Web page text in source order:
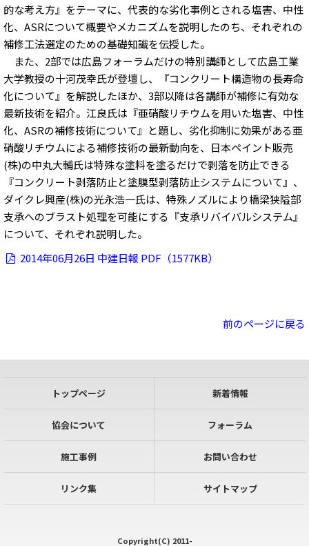
的な考え方』をテーマに、代表的な劣化事例とされる塩害、中性
化、ASRについて概要やメカニズムを説明したのち、それぞれの
補修工法選定のための基礎知識を伝授した。
また、2部では広島フォーラムだけの特別講師として広島工業
大学教授の十河茂幸氏が登壇し、『コンクリート構造物の長寿命
化について』を解説したほか、3部以降は各講師が補修に有効な
最新技術を紹介。江良氏は『亜硝酸リチウムを用いた塩害、中性
化、ASRの補修技術について』と題し、劣化抑制に効果がある亜
硝酸リチウムによる補修技術の最新動向を、日本ペイント販売
(株)の中丸大輔氏は特殊な塗料を塗るだけで剥落を防止できる
『コンクリート剥落防止と塗膜型剥落防止システムについて』、
ダイクレ興産(株)の光永浩一氏は、特殊ノズルにより橋梁狭隘部
支承へのブラスト処理を可能にする『支承リバイバルシステム』
について、それぞれ説明した。
2014年06月26日 中建日報 PDF（1577KB）
前のページに戻る
トップページ 新着情報
協会について フォーラム
施工事例 お問い合わせ
リンク集 サイトマップ
Copyright(C) 2011-